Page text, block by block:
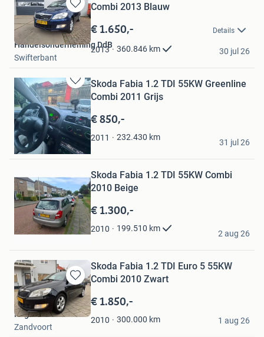
Bewaren
in
Mijn
Favorieten
Combi 2013 Blauw
€ 1.650,- Details
2013 360.846 km
Handelsonderneming DdB
Swifterbant
30 jul 26
Bewaren
in
Mijn
Favorieten
Skoda Fabia 1.2 TDI 55KW Greenline
Combi 2011 Grijs
€ 850,-
2011 232.430 km
joes
Amsterdam
31 jul 26
Bewaren
Favorieten
Skoda Fabia 1.2 TDI 55KW Combi
2010 Beige
€ 1.300,-
2010 199.510 km
BR Automotive
2 aug 26
Bewaren
in
Mijn
Favorieten
Skoda Fabia 1.2 TDI Euro 5 55KW
Combi 2010 Zwart
€ 1.850,-
2010 300.000 km
Rogier Barends
Zandvoort
1 aug 26